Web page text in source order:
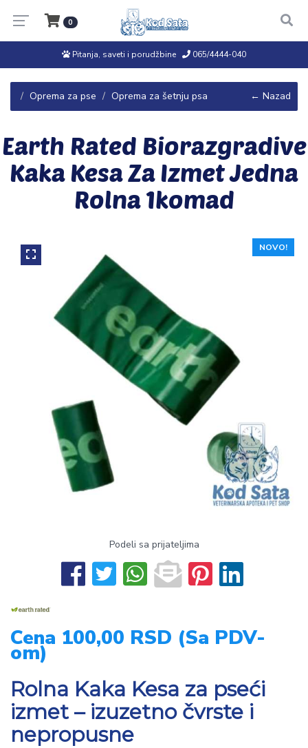
0
Pitanja, saveti i porudžbine 065/4444-040
Oprema za pse Oprema za šetnju psa ← Nazad
Earth Rated Biorazgradive
Kaka Kesa Za Izmet Jedna
Rolna 1komad
NOVO!
Podeli sa prijateljima
Cena 100,00 RSD (Sa PDV-
om)
Rolna Kaka Kesa za pseći
izmet – izuzetno čvrste i
nepropusne